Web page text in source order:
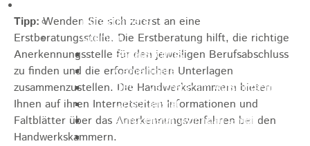
Bürgermeister
Gremien
Bauausschuss
Gemeinderat
GEO - Vertreter im Aufsichtsrat
Ortschaftsrat
Aufsichtsrat Wohnbau GmbH
Stiftungsrat "Stiftung Heubach"
Tipp:Wenden Sie sich zuerst an eine
Erstberatungsstelle. Die Erstberatung hilft, die richtige
Anerkennungsstelle für den jeweiligen Berufsabschluss
zu finden und die erforderlichen Unterlagen
zusammenzustellen. Die Handwerkskammern bieten
Ihnen auf ihren Internetseiten Informationen und
Faltblätter über das Anerkennungsverfahren bei den
Handwerkskammern.